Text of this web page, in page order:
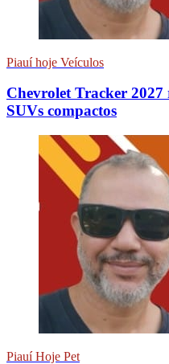
Piauí hoje Veículos
Chevrolet Tracker 2027
SUVs compactos
Piauí Hoje Pet